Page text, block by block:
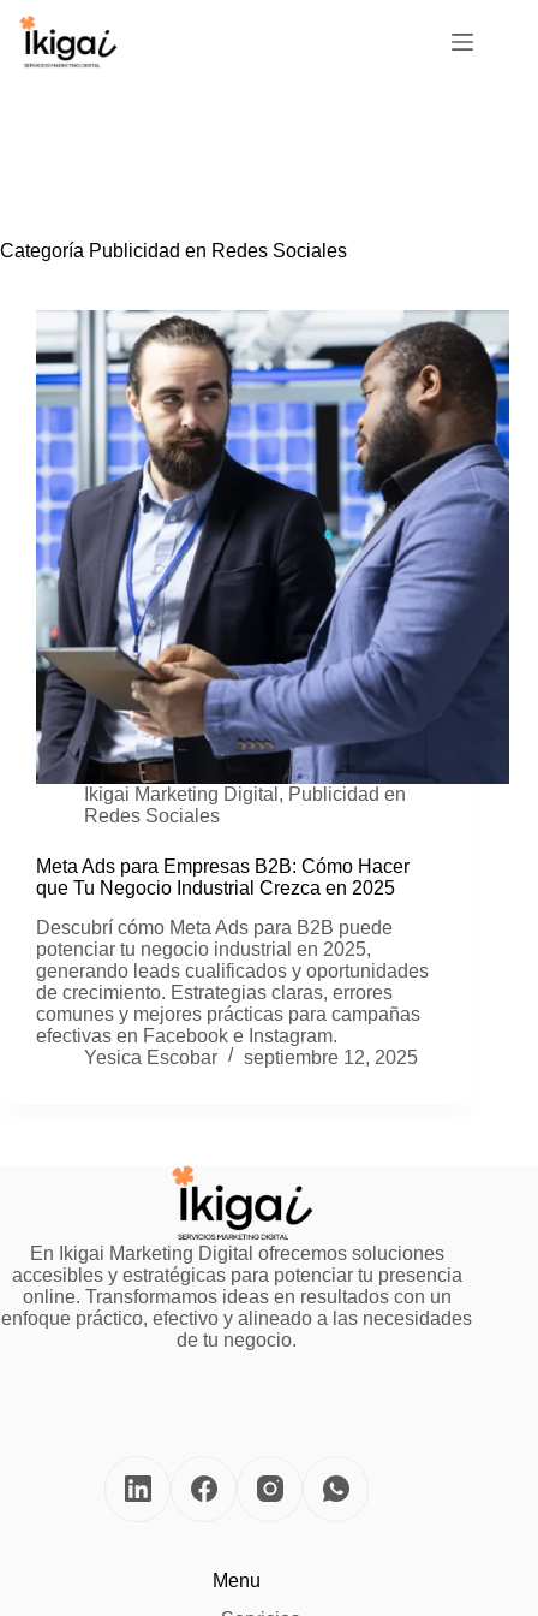
content
Categoría Publicidad en Redes Sociales
Ikigai Marketing Digital , Publicidad en
Redes Sociales
Meta Ads para Empresas B2B: Cómo Hacer
que Tu Negocio Industrial Crezca en 2025
Descubrí cómo Meta Ads para B2B puede
potenciar tu negocio industrial en 2025,
generando leads cualificados y oportunidades
de crecimiento. Estrategias claras, errores
comunes y mejores prácticas para campañas
efectivas en Facebook e Instagram.
Yesica Escobar
septiembre 12, 2025
En Ikigai Marketing Digital ofrecemos soluciones
accesibles y estratégicas para potenciar tu presencia
online. Transformamos ideas en resultados con un
enfoque práctico, efectivo y alineado a las necesidades
de tu negocio.
Menu